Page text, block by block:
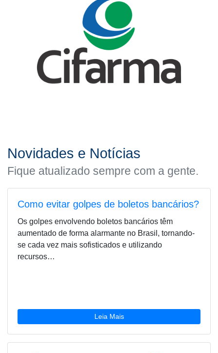
Novidades e Notícias
Fique atualizado sempre com a gente.
Como evitar golpes de boletos bancários?
Os golpes envolvendo boletos bancários têm
aumentado de forma alarmante no Brasil, tornando-
se cada vez mais sofisticados e utilizando
recursos…
Leia Mais